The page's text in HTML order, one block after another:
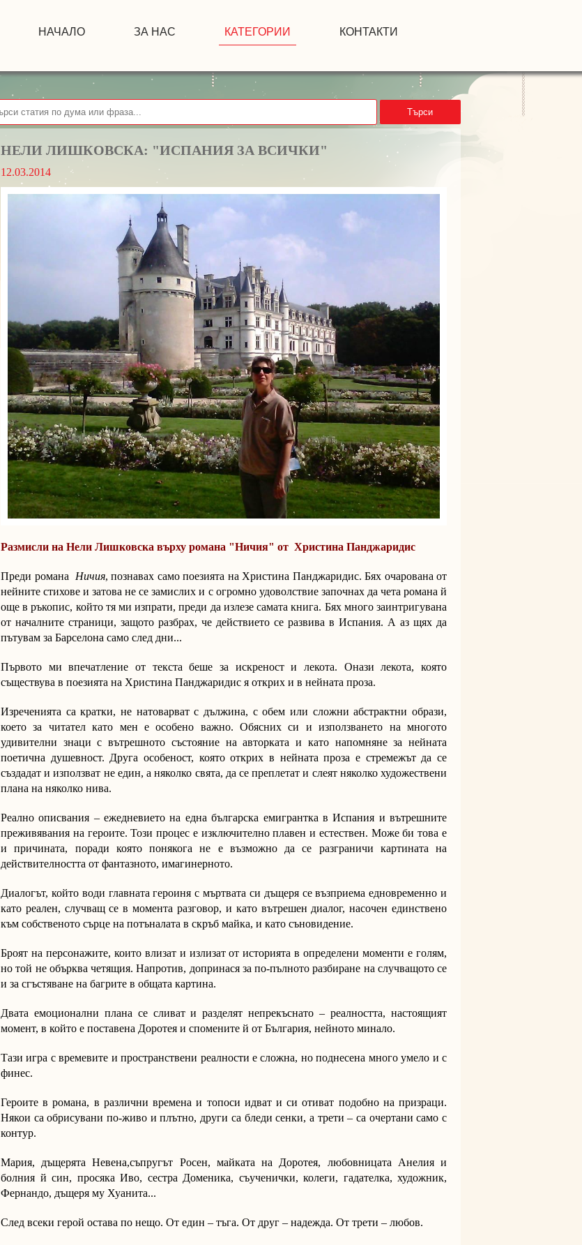
НАЧАЛО ЗА НАС КАТЕГОРИИ КОНТАКТИ
Търси
НЕЛИ ЛИШКОВСКА: "ИСПАНИЯ ЗА ВСИЧКИ"
12.03.2014
Размисли на Нели Лишковска върху романа "Ничия" от Христина Панджаридис
Преди романа Ничия, познавах само поезията на Христина Панджаридис. Бях очарована от
нейните стихове и затова не се замислих и с огромно удоволствие започнах да чета романа й
още в ръкопис, който тя ми изпрати, преди да излезе самата книга. Бях много заинтригувана
от началните страници, защото разбрах, че действието се развива в Испания. А аз щях да
пътувам за Барселона само след дни...
Първото ми впечатление от текста беше за искреност и лекота. Онази лекота, която
съществува в поезията на Христина Панджаридис я открих и в нейната проза.
Изреченията са кратки, не натоварват с дължина, с обем или сложни абстрактни образи,
което за читател като мен е особено важно. Обясних си и използването на многото
удивителни знаци с вътрешното състояние на авторката и като напомняне за нейната
поетична душевност. Друга особеност, която открих в нейната проза е стремежът да се
създадат и използват не един, а няколко свята, да се преплетат и слеят няколко художествени
плана на няколко нива.
Реално описвания – ежедневието на една българска емигрантка в Испания и вътрешните
преживявания на героите. Този процес е изключително плавен и естествен. Може би това е
и причината, поради която понякога не е възможно да се разграничи картината на
действителността от фантазното, имагинерното.
Диалогът, който води главната героиня с мъртвата си дъщеря се възприема едновременно и
като реален, случващ се в момента разговор, и като вътрешен диалог, насочен единствено
към собственото сърце на потъналата в скръб майка, и като съновидение.
Броят на персонажите, които влизат и излизат от историята в определени моменти е голям,
но той не обърква четящия. Напротив, допринася за по-пълното разбиране на случващото се
и за сгъстяване на багрите в общата картина.
Двата емоционални плана се сливат и разделят непрекъснато – реалността, настоящият
момент, в който е поставена Доротея и спомените й от България, нейното минало.
Тази игра с времевите и пространствени реалности е сложна, но поднесена много умело и с
финес.
Героите в романа, в различни времена и топоси идват и си отиват подобно на призраци.
Някои са обрисувани по-живо и плътно, други са бледи сенки, а трети – са очертани само с
контур.
Мария, дъщерята Невена,съпругът Росен, майката на Доротея, любовницата Анелия и
болния й син, просяка Иво, сестра Доменика, съученички, колеги, гадателка, художник,
Фернандо, дъщеря му Хуанита...
След всеки герой остава по нещо. От един – тъга. От друг – надежда. От трети – любов.